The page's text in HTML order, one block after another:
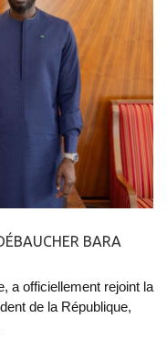
BARA
a officiellement rejoint la
de la République,